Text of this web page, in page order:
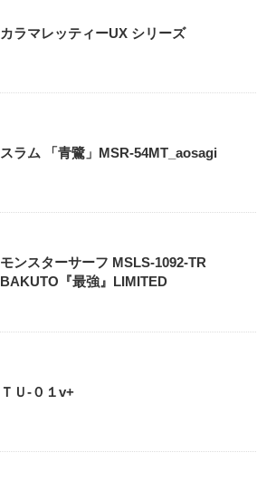
カラマレッティーUX シリーズ
スラム 「青鷺」MSR-54MT_aosagi
モンスターサーフ MSLS-1092-TR
BAKUTO『最強』LIMITED
ＴＵ-０１v+